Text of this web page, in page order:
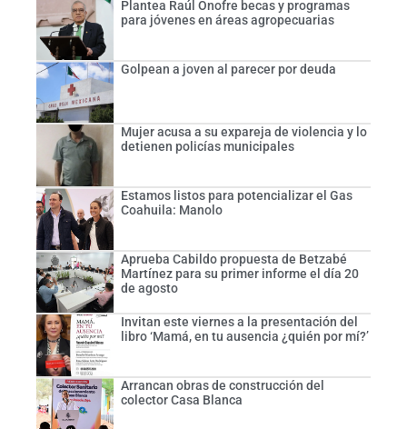
Plantea Raúl Onofre becas y programas
para jóvenes en áreas agropecuarias
Golpean a joven al parecer por deuda
Mujer acusa a su expareja de violencia y lo
detienen policías municipales
Estamos listos para potencializar el Gas
Coahuila: Manolo
Aprueba Cabildo propuesta de Betzabé
Martínez para su primer informe el día 20
de agosto
Invitan este viernes a la presentación del
libro ‘Mamá, en tu ausencia ¿quién por mí?’
Arrancan obras de construcción del
colector Casa Blanca